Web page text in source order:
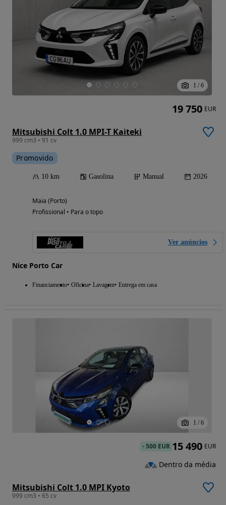
1 / 6
Mitsubishi Colt 1.0 MPI-T Kaiteki
999 cm3 • 91 cv
Promovido
10 km Gasolina Manual 2026
Maia (Porto)
Profissional • Para o topo
Ver anúncios
Nice Porto Car
Financiamento Oficina Lavagem Entrega em casa
19 750 EUR
1 / 6
Mitsubishi Colt 1.0 MPI Kyoto
999 cm3 • 65 cv
-500 EUR 15 490 EUR
Dentro da média